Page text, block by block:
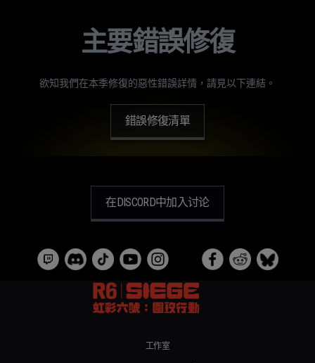
主要錯誤修復
欲知我們在本季修復的惡性錯誤詳情，請見以下連結。
錯誤修復清單
在DISCORD中加入讨论
工作室